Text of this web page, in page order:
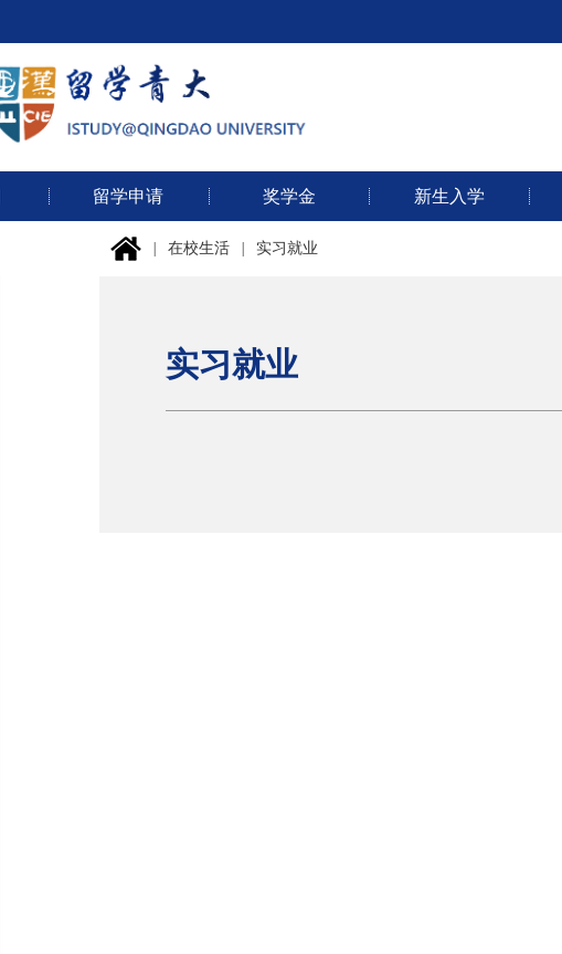
留学申请 奖学金 新生入学
在校生活 实习就业
实习就业